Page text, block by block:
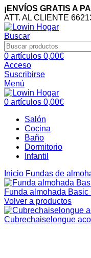
¡ENVÍOS GRATIS A
ATT. AL CLIENTE
Buscar
0 artículos 0,00€
Acceso
Suscribirse
Menú
0 artículos 0,00€
Salón
Cocina
Baño
Dormitorio
Infantil
Inicio Fundas de
Funda almohada Basic
Volver a productos
Cubrechaiselongue